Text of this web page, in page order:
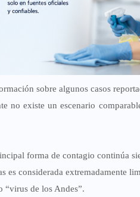
sobre algunos casos
no existe un escenario
forma de contagio continúa
es considerada extremadamente
“virus de los Andes”.